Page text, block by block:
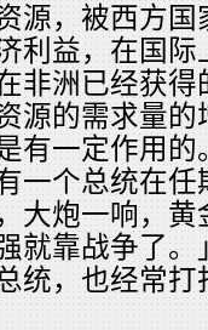
源，被西方
利益，在国
非洲已经获
源的需求量
有一定作用
一个总统在
大炮一响，
就靠战争了
统，也经常